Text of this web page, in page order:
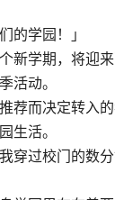
的学园！」
新学期，将迎
活动。
荐而决定转入
生活。
穿过校门的数